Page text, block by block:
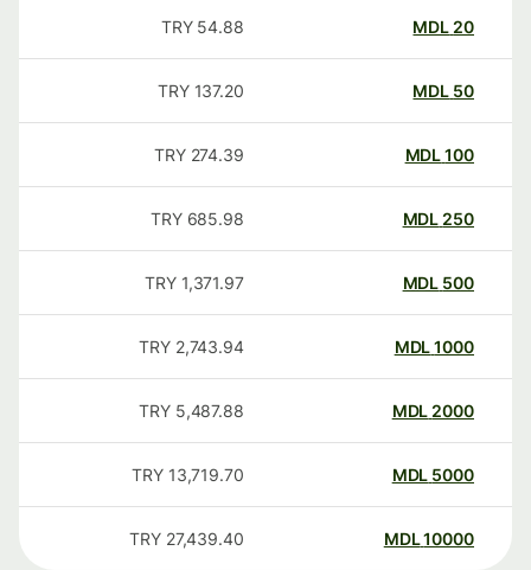
20
MDL
54.88
TRY
50
MDL
137.20
TRY
100
MDL
274.39
TRY
250
MDL
685.98
TRY
500
MDL
1,371.97
TRY
1000
MDL
2,743.94
TRY
2000
MDL
5,487.88
TRY
5000
MDL
13,719.70
TRY
10000
MDL
27,439.40
TRY